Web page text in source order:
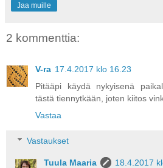
Jaa muille
2 kommenttia:
V-ra 17.4.2017 klo 16.23
Pitääpi käydä nykyisenä
tästä tiennytkään, joten kiitos
Vastaa
Vastaukset
Tuula Maaria
18.4.2017